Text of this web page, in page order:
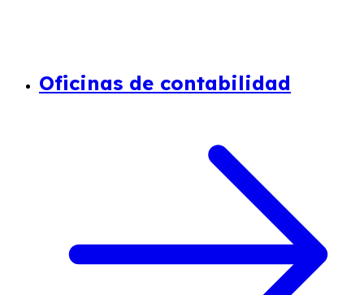
Oficinas de contabilidad